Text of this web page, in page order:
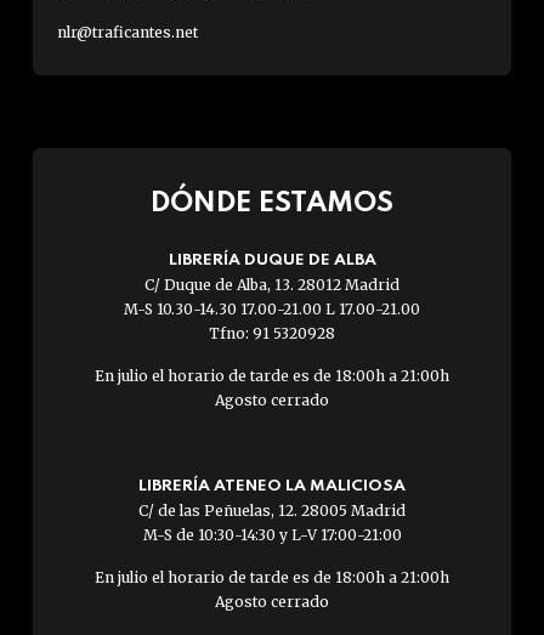
nlr@traficantes.net
DÓNDE ESTAMOS
LIBRERÍA DUQUE DE ALBA
C/ Duque de Alba, 13. 28012 Madrid
M-S 10.30-14.30 17.00-21.00 L 17.00-21.00
Tfno: 91 5320928
En julio el horario de tarde es de 18:00h a 21:00h
Agosto cerrado
LIBRERÍA ATENEO LA MALICIOSA
C/ de las Peñuelas, 12. 28005 Madrid
M-S de 10:30-14:30 y L-V 17:00-21:00
En julio el horario de tarde es de 18:00h a 21:00h
Agosto cerrado